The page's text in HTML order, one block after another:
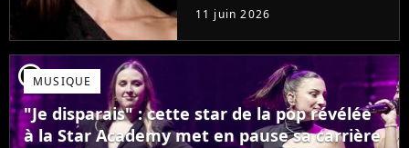
Star Academy se font
une place dans le nid.
Dans le sillage d'Ambre,
c'est au tour de Lily
Campa de présenter
son univers à travers...
11 juin 2026
player2MUSIQUE
"Je disparais" : cette star de la pop révélée
à la Star Academy met en pause sa carrière